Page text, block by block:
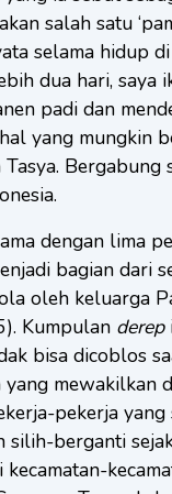
salah satu
selama hidup
dua hari, saya
padi dan
yang mungkin
Bergabung
dengan lima
bagian dari
oleh keluarga
Kumpulan derep
bisa dicoblos
mewakilkan
pekerja yang
silih-berganti